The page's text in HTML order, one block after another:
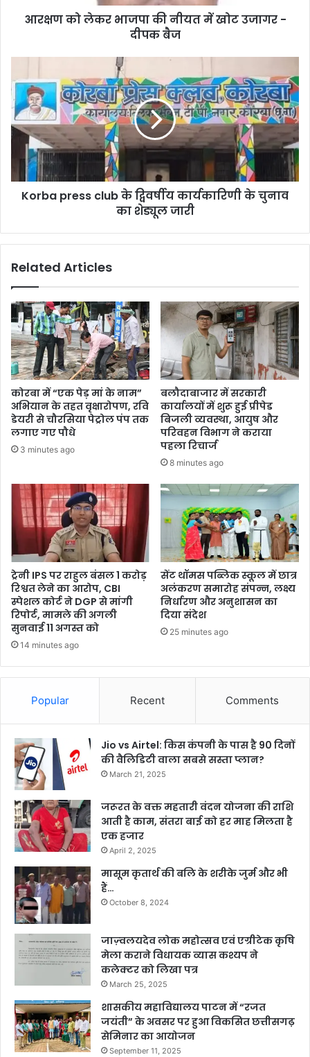
आरक्षण को लेकर भाजपा की नीयत में खोट उजागर -
दीपक बैज
press
club
के
द्विवर्षीय
कार्यकारिणी
चुनाव
का
शेड्यूल
Korba press club के द्विवर्षीय कार्यकारिणी के चुनाव
का शेड्यूल जारी
Related Articles
कोरबा में “एक पेड़ मां के नाम”
अभियान के तहत वृक्षारोपण, रवि
डेयरी से चौरसिया पेट्रोल पंप तक
लगाए गए पौधे
3 minutes ago
बलौदाबाजार में सरकारी
कार्यालयों में शुरू हुई प्रीपेड
बिजली व्यवस्था, आयुष और
परिवहन विभाग ने कराया
पहला रिचार्ज
8 minutes ago
ट्रेनी IPS पर राहुल बंसल 1 करोड़
रिश्वत लेने का आरोप, CBI
स्पेशल कोर्ट ने DGP से मांगी
रिपोर्ट, मामले की अगली
सुनवाई 11 अगस्त को
14 minutes ago
सेंट थॉमस पब्लिक स्कूल में छात्र
अलंकरण समारोह संपन्न, लक्ष्य
निर्धारण और अनुशासन का
दिया संदेश
25 minutes ago
Popular Recent Comments
Jio vs Airtel: किस कंपनी के पास है 90 दिनों
की वैलिडिटी वाला सबसे सस्ता प्लान?
March 21, 2025
जरूरत के वक्त महतारी वंदन योजना की राशि
आती है काम, संतरा बाई को हर माह मिलता है
एक हजार
April 2, 2025
मासूम कृतार्थ की बलि के शरीके जुर्म और भी
हैं…
October 8, 2024
जाज़्वलयदेव लोक महोत्सव एवं एग्रीटेक कृषि
मेला कराने विधायक व्यास कश्यप ने
कलेक्टर को लिखा पत्र
March 25, 2025
शासकीय महाविद्यालय पाटन में “रजत
जयंती” के अवसर पर हुआ विकसित छत्तीसगढ़
सेमिनार का आयोजन
September 11, 2025